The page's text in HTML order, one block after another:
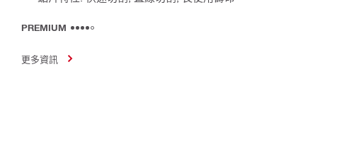
PREMIUM
更多資訊